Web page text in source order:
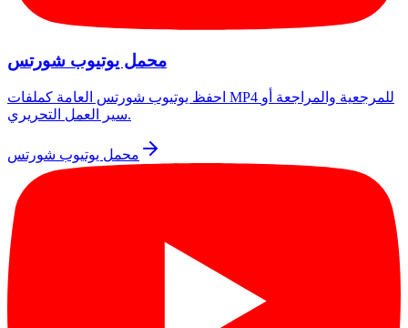
محمل يوتيوب شورتس
احفظ يوتيوب شورتس العامة كملفات MP4 للمرجعية والمراجعة أو
سير العمل التحريري.
محمل يوتيوب شورتس